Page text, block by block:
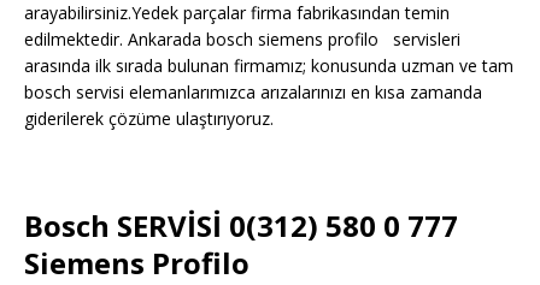
arayabilirsiniz.Yedek parçalar firma fabrikasından temin
edilmektedir. Ankarada bosch siemens profilo servisleri
arasında ilk sırada bulunan firmamız; konusunda uzman ve tam
bosch servisi elemanlarımızca arızalarınızı en kısa zamanda
giderilerek çözüme ulaştırıyoruz.
Bosch SERVİSİ 0(312) 580 0 777
Siemens Profilo